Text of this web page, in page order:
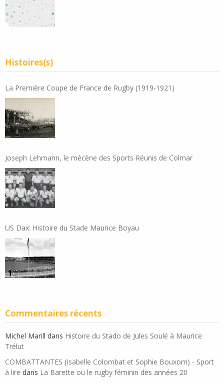
Histoires(s)
La Première Coupe de France de Rugby (1919-1921)
Joseph Lehmann, le mécène des Sports Réunis de Colmar
US Dax: Histoire du Stade Maurice Boyau
Commentaires récents
Michel Marill dans Histoire du Stado de Jules Soulé à Maurice
Trélut
COMBATTANTES (Isabelle Colombat et Sophie Bouxom) - Sport
à lire dans La Barette ou le rugby féminin des années 20